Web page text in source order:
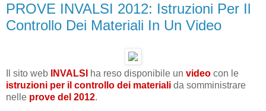
PROVE INVALSI 2012: Istruzioni Per Il
Controllo Dei Materiali In Un Video
Il sito web INVALSI ha reso disponibile un video con le
istruzioni per il controllo dei material i da somministrare
nelle prove del 2012.